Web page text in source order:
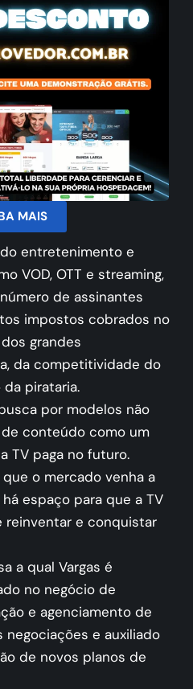
MAIS
entretenimento e
VOD, OTT e streaming,
de assinantes
impostos cobrados no
grandes
da competitividade do
pirataria.
por modelos não
conteúdo como um
TV paga no futuro.
o mercado venha a
espaço para que a TV
reinventar e conquistar
a qual Vargas é
no negócio de
e agenciamento de
e auxiliado
de novos planos de